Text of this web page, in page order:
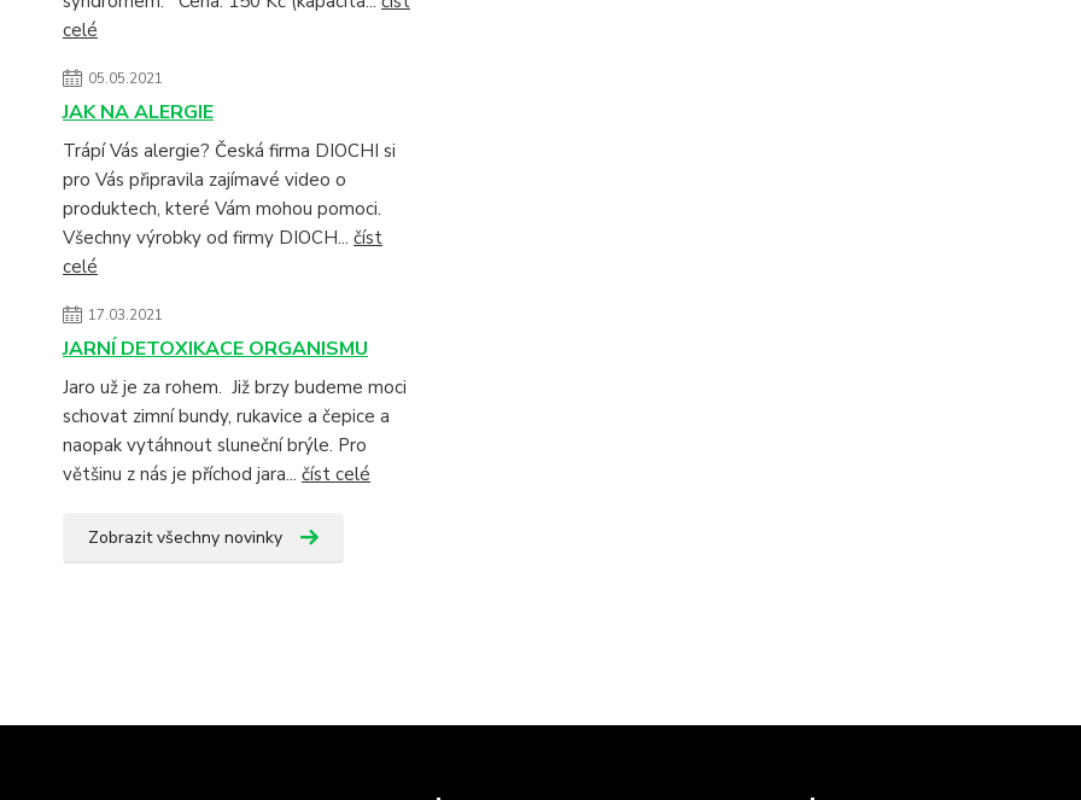
celé
05.05.2021
JAK NA ALERGIE
Trápí Vás alergie? Česká firma DIOCHI si
pro Vás připravila zajímavé video o
produktech, které Vám mohou pomoci.
Všechny výrobky od firmy DIOCH... číst
celé
17.03.2021
JARNÍ DETOXIKACE ORGANISMU
Jaro už je za rohem. Již brzy budeme moci
schovat zimní bundy, rukavice a čepice a
naopak vytáhnout sluneční brýle. Pro
většinu z nás je příchod jara... číst celé
Zobrazit všechny novinky